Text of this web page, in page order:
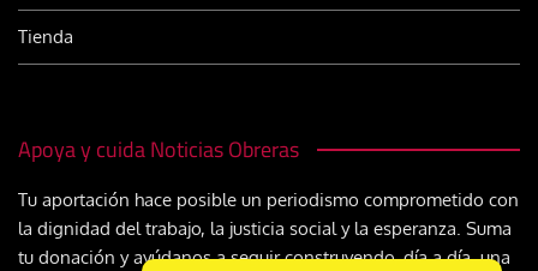
Tienda
Apoya y cuida Noticias Obreras
Tu aportación hace posible un periodismo comprometido con
la dignidad del trabajo, la justicia social y la esperanza. Suma
tu donación y ayúdanos a seguir construyendo, día a día, una